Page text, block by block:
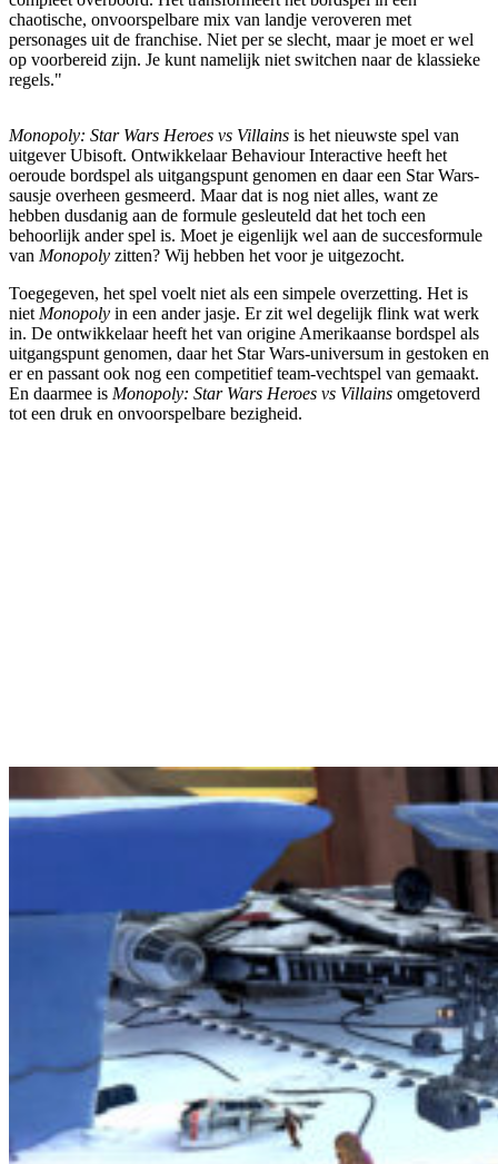
chaotische, onvoorspelbare mix van landje veroveren met
personages uit de franchise. Niet per se slecht, maar je moet er wel
op voorbereid zijn. Je kunt namelijk niet switchen naar de klassieke
regels."
Monopoly: Star Wars Heroes vs Villains is het nieuwste spel van
uitgever Ubisoft. Ontwikkelaar Behaviour Interactive heeft het
oeroude bordspel als uitgangspunt genomen en daar een Star Wars-
sausje overheen gesmeerd. Maar dat is nog niet alles, want ze
hebben dusdanig aan de formule gesleuteld dat het toch een
behoorlijk ander spel is. Moet je eigenlijk wel aan de succesformule
van Monopoly zitten? Wij hebben het voor je uitgezocht.
Toegegeven, het spel voelt niet als een simpele overzetting. Het is
niet Monopoly in een ander jasje. Er zit wel degelijk flink wat werk
in. De ontwikkelaar heeft het van origine Amerikaanse bordspel als
uitgangspunt genomen, daar het Star Wars-universum in gestoken en
er en passant ook nog een competitief team-vechtspel van gemaakt.
En daarmee is Monopoly: Star Wars Heroes vs Villains omgetoverd
tot een druk en onvoorspelbare bezigheid.